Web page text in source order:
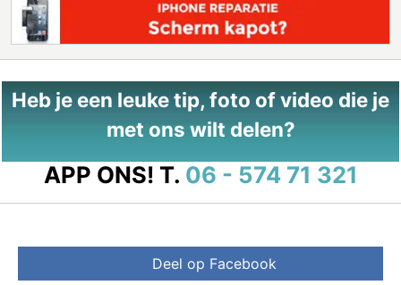
Heb je een leuke tip, foto of video die je
met ons wilt delen?
APP ONS! T. 06 - 574 71 321
Deel op Facebook